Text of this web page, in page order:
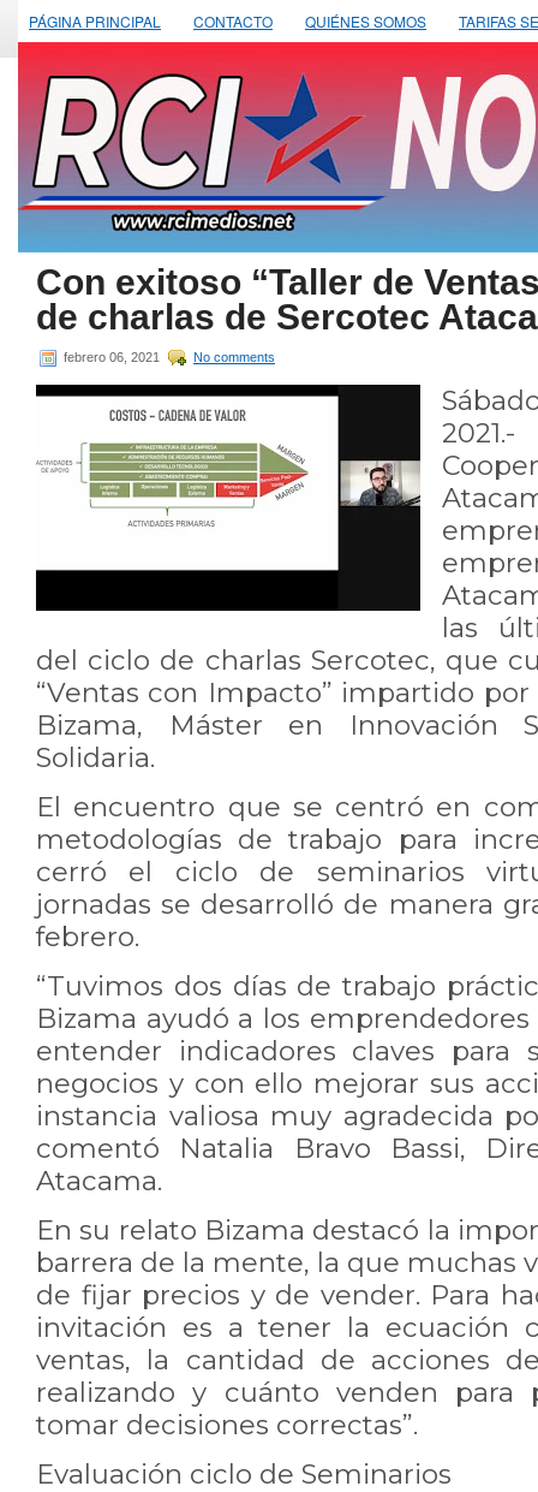
PÁGINA PRINCIPAL CONTACTO QUIÉNES SOMOS TARIFAS
Con exitoso “Taller de
de charlas de Sercotec
febrero 06, 2021 No comments
las
del ciclo de charlas Sercotec, que
“Ventas con Impacto” impartido
Bizama, Máster en Innovación
Solidaria.
El encuentro que se centró en
metodologías de trabajo para
cerró el ciclo de seminarios
jornadas se desarrolló de manera
febrero.
“Tuvimos dos días de trabajo
Bizama ayudó a los
entender indicadores claves para
negocios y con ello mejorar sus
instancia valiosa muy agradecida
comentó Natalia Bravo Bassi,
Atacama.
En su relato Bizama destacó la
barrera de la mente, la que muchas
de fijar precios y de vender. Para
invitación es a tener la ecuación
ventas, la cantidad de acciones
realizando y cuánto venden para
tomar decisiones correctas”.
Evaluación ciclo de Seminarios